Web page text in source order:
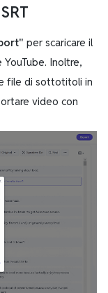
per scaricare il
Inoltre,
file di sottotitoli in
video con